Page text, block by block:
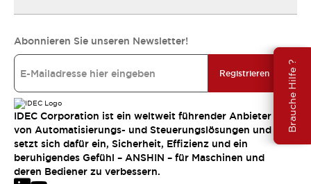
Brauche Hilfe ?
Abonnieren Sie unseren Newsletter!
Registrieren
IDEC Corporation ist ein weltweit führender Anbieter
von Automatisierungs- und Steuerungslösungen und
setzt sich dafür ein, Sicherheit, Effizienz und ein
beruhigendes Gefühl – ANSHIN – für Maschinen und
deren Bediener zu verbessern.